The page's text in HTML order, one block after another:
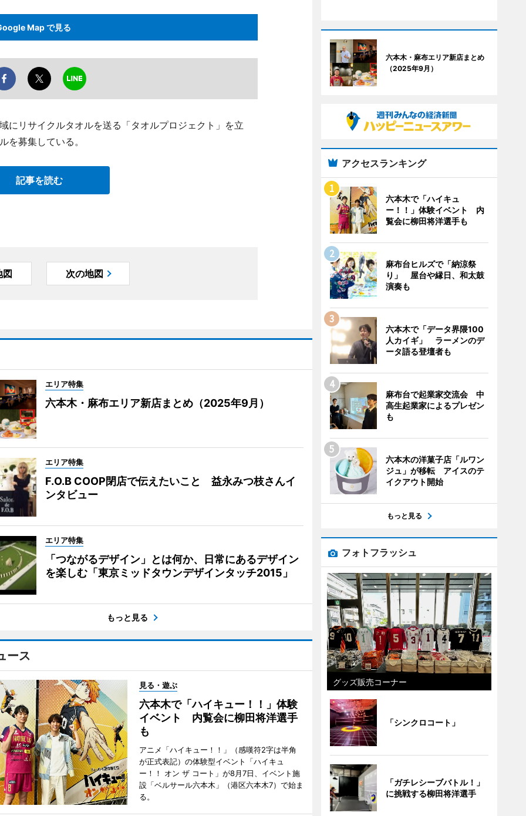
Map で見る
にリサイクルタオルを送る「タオルプロジェクト」を立
を募集している。
記事を読む
図 次の地図
エリア特集
六本木・麻布エリア新店まとめ（2025年9月）
エリア特集
F.O.B COOP閉店で伝えたいこと 益永みつ枝さんイ
ンタビュー
エリア特集
「つながるデザイン」とは何か、日常にあるデザイン
を楽しむ「東京ミッドタウンデザインタッチ2015」
もっと見る
ース
見る・遊ぶ
六本木で「ハイキュー！！」体験
イベント 内覧会に柳田将洋選手
も
アニメ「ハイキュー！！」（感嘆符2字は半角
が正式表記）の体験型イベント「ハイキュ
ー！！ オン ザ コート」が8月7日、イベント施
設「ベルサール六本木」（港区六本木7）で始ま
る。
六本木・麻布エリア新店まとめ
（2025年9月）
アクセスランキング
六本木で「ハイキュ
ー！！」体験イベント 内
覧会に柳田将洋選手も
麻布台ヒルズで「納涼祭
り」 屋台や縁日、和太鼓
演奏も
六本木で「データ界隈100
人カイギ」 ラーメンのデ
ータ語る登壇者も
麻布台で起業家交流会 中
高生起業家によるプレゼン
も
六本木の洋菓子店「ルワン
ジュ」が移転 アイスのテ
イクアウト開始
もっと見る
フォトフラッシュ
グッズ販売コーナー
「シンクロコート」
「ガチレシーブバトル！」
に挑戦する柳田将洋選手